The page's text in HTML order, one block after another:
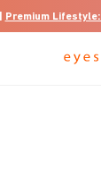
Premium